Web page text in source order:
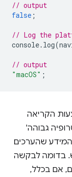
// output
false ;
// Log the
console. log(
// output
"macOS" ;
הקריאה
גבוהה'
שהערכים
בדומה לבקשה
אם בכלל,